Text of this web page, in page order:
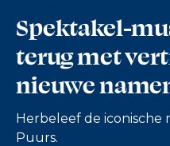
Spektakel-
terug met
nieuwe
Herbeleef de iconische
Puurs.